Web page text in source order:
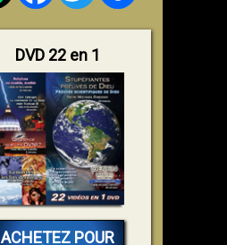
DVD 22 en 1
ACHETEZ POUR